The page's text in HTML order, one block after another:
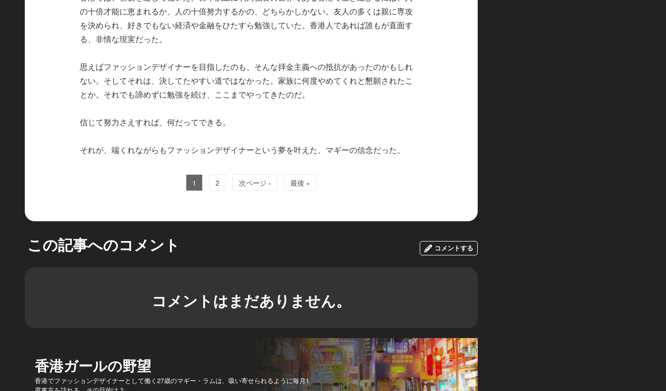
の十倍才能に恵まれるか、人の十倍努力するかの、どちらかしかない。友人の多くは親に専攻
を決められ、好きでもない経済や金融をひたすら勉強していた。香港人であれば誰もが直面す
る、非情な現実だった。
思えばファッションデザイナーを目指したのも、そんな拝金主義への抵抗があったのかもしれ
ない。そしてそれは、決してたやすい道ではなかった。家族に何度やめてくれと懇願されたこ
とか。それでも諦めずに勉強を続け、ここまでやってきたのだ。
信じて努力さえすれば、何だってできる。
それが、端くれながらもファッションデザイナーという夢を叶えた、マギーの信念だった。
1 2 次ページ › 最後 »
この記事へのコメント コメントする
コメントはまだありません。
香港ガールの野望
香港でファッションデザイナーとして働く27歳のマギー・ラムは、吸い寄せられるように毎月1